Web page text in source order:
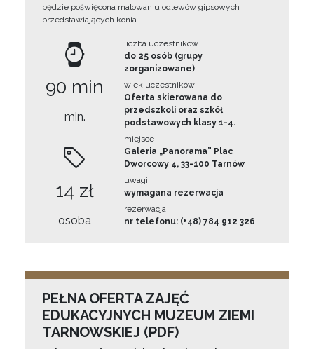
będzie poświęcona malowaniu odlewów gipsowych
przedstawiających konia.
90 min
min.
14 zł
osoba
liczba uczestników
do 25 osób (grupy
zorganizowane)
wiek uczestników
Oferta skierowana do
przedszkoli oraz szkół
podstawowych klasy 1-4.
miejsce
Galeria „Panorama” Plac
Dworcowy 4, 33-100 Tarnów
uwagi
wymagana rezerwacja
rezerwacja
nr telefonu: (+48) 784 912 326
PEŁNA OFERTA ZAJĘĆ
EDUKACYJNYCH MUZEUM ZIEMI
TARNOWSKIEJ (PDF)